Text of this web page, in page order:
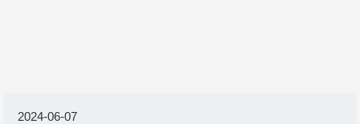
2024-06-07